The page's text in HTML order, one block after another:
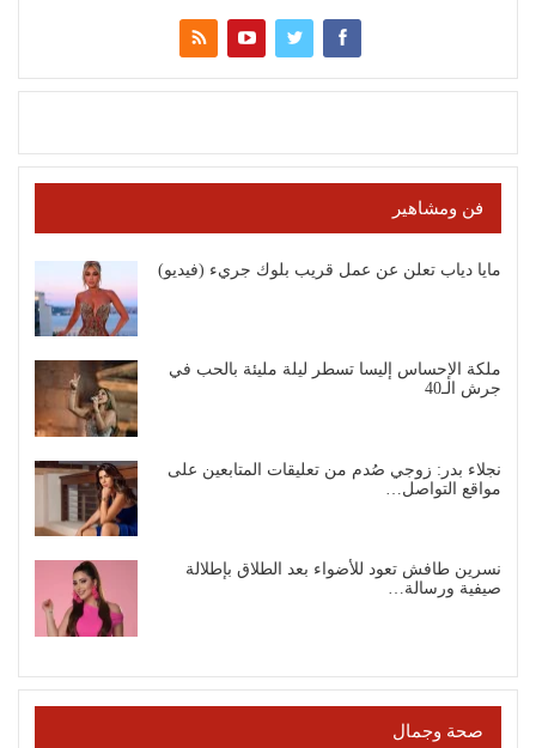
فن ومشاهير
مايا دياب تعلن عن عمل قريب بلوك جريء (فيديو)
ملكة الإحساس إليسا تسطر ليلة مليئة بالحب في
جرش الـ40
نجلاء بدر: زوجي صُدم من تعليقات المتابعين على
مواقع التواصل…
نسرين طافش تعود للأضواء بعد الطلاق بإطلالة
صيفية ورسالة…
صحة وجمال